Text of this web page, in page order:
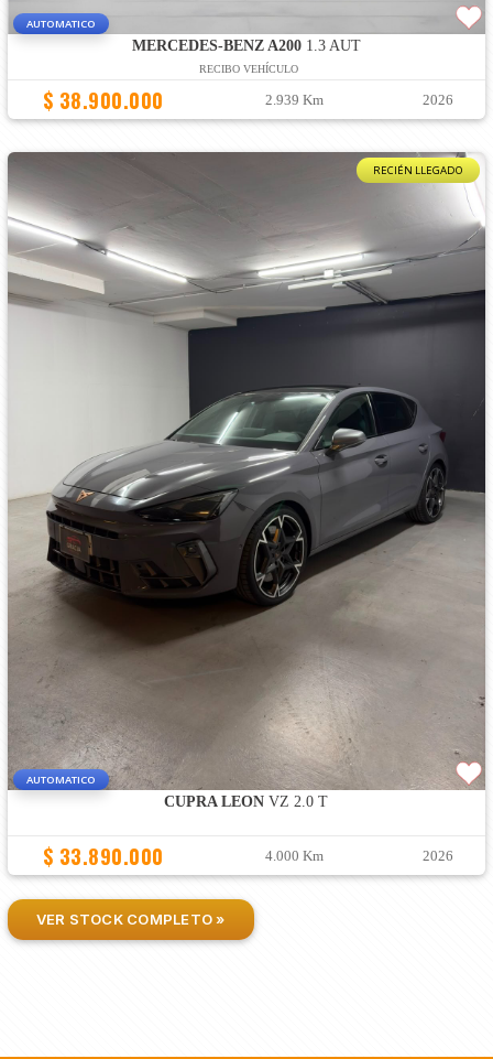
AUTOMATICO
MERCEDES-BENZ A2001.3 AUT
RECIBO VEHÍCULO
$ 38.900.000 2.939 Km 2026
RECIÉN LLEGADO
AUTOMATICO
CUPRA LEON VZ 2.0 T
$ 33.890.000 4.000 Km 2026
VER STOCK COMPLETO »